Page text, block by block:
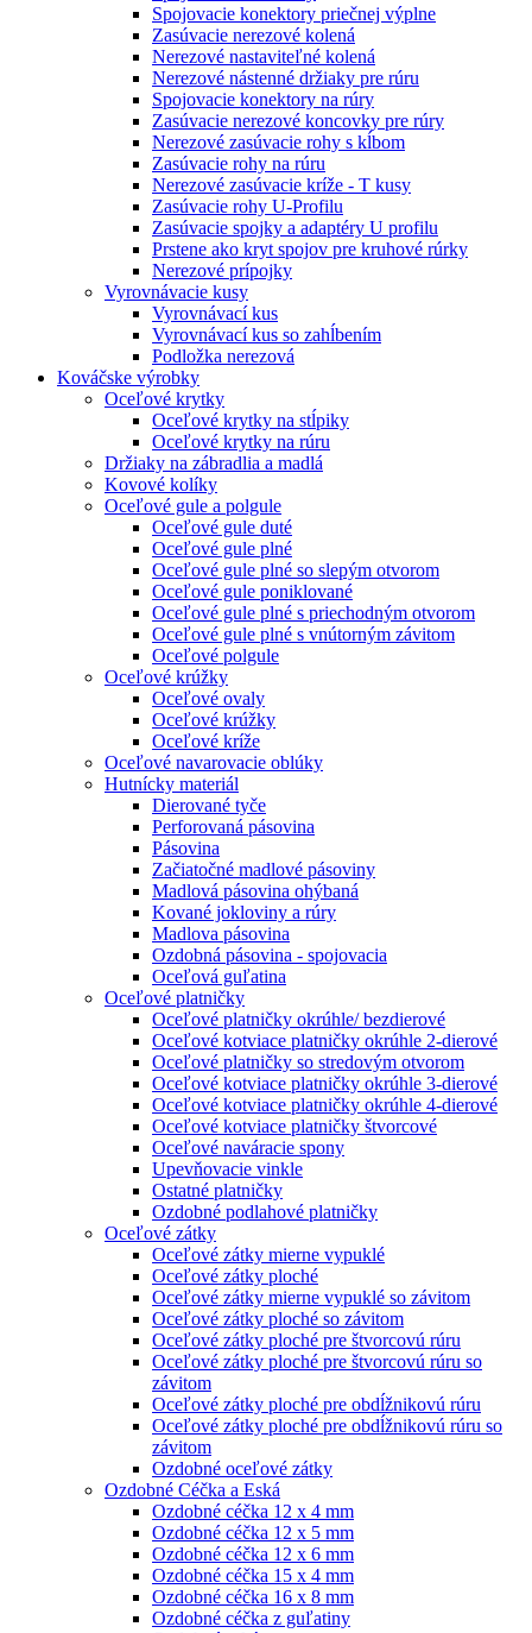
Spojovacie konektory priečnej výplne
Zasúvacie nerezové kolená
Nerezové nastaviteľné kolená
Nerezové nástenné držiaky pre rúru
Spojovacie konektory na rúry
Zasúvacie nerezové koncovky pre rúry
Nerezové zasúvacie rohy s kĺbom
Zasúvacie rohy na rúru
Nerezové zasúvacie kríže - T kusy
Zasúvacie rohy U-Profilu
Zasúvacie spojky a adaptéry U profilu
Prstene ako kryt spojov pre kruhové rúrky
Nerezové prípojky
Vyrovnávacie kusy
Vyrovnávací kus
Vyrovnávací kus so zahĺbením
Podložka nerezová
Kováčske výrobky
Oceľové krytky
Oceľové krytky na stĺpiky
Oceľové krytky na rúru
Držiaky na zábradlia a madlá
Kovové kolíky
Oceľové gule a polgule
Oceľové gule duté
Oceľové gule plné
Oceľové gule plné so slepým otvorom
Oceľové gule poniklované
Oceľové gule plné s priechodným otvorom
Oceľové gule plné s vnútorným závitom
Oceľové polgule
Oceľové krúžky
Oceľové ovaly
Oceľové krúžky
Oceľové kríže
Oceľové navarovacie oblúky
Hutnícky materiál
Dierované tyče
Perforovaná pásovina
Pásovina
Začiatočné madlové pásoviny
Madlová pásovina ohýbaná
Kované jokloviny a rúry
Madlova pásovina
Ozdobná pásovina - spojovacia
Oceľová guľatina
Oceľové platničky
Oceľové platničky okrúhle/ bezdierové
Oceľové kotviace platničky okrúhle 2-dierové
Oceľové platničky so stredovým otvorom
Oceľové kotviace platničky okrúhle 3-dierové
Oceľové kotviace platničky okrúhle 4-dierové
Oceľové kotviace platničky štvorcové
Oceľové naváracie spony
Upevňovacie vinkle
Ostatné platničky
Ozdobné podlahové platničky
Oceľové zátky
Oceľové zátky mierne vypuklé
Oceľové zátky ploché
Oceľové zátky mierne vypuklé so závitom
Oceľové zátky ploché so závitom
Oceľové zátky ploché pre štvorcovú rúru
Oceľové zátky ploché pre štvorcovú rúru so
závitom
Oceľové zátky ploché pre obdĺžnikovú rúru
Oceľové zátky ploché pre obdĺžnikovú rúru so
závitom
Ozdobné oceľové zátky
Ozdobné Céčka a Eská
Ozdobné céčka 12 x 4 mm
Ozdobné céčka 12 x 5 mm
Ozdobné céčka 12 x 6 mm
Ozdobné céčka 15 x 4 mm
Ozdobné céčka 16 x 8 mm
Ozdobné céčka z guľatiny